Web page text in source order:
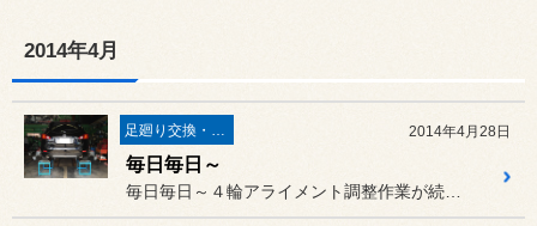
2014年4月
足廻り交換・４輪アライメント調整 2014年4月28日
毎日毎日～